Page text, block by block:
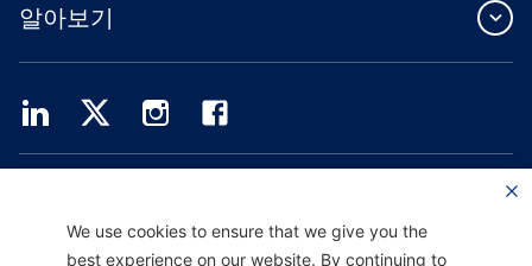
알아보기
Providence Health Assurance는 Medicare 및 Oregon Health Plan 계약을 체결한
We use cookies to ensure that we give you the
best experience on our website. By continuing to